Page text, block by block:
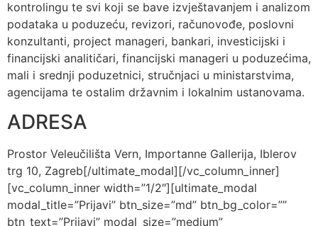
kontrolingu te svi koji se bave izvještavanjem i analizom
podataka u poduzeću, revizori, računovođe, poslovni
konzultanti, project manageri, bankari, investicijski i
financijski analitičari, financijski manageri u poduzećima,
mali i srednji poduzetnici, stručnjaci u ministarstvima,
agencijama te ostalim državnim i lokalnim ustanovama.
ADRESA
Prostor Veleučilišta Vern, Importanne Gallerija, Iblerov
trg 10, Zagreb[/ultimate_modal][/vc_column_inner]
[vc_column_inner width=”1/2″][ultimate_modal
modal_title=”Prijavi” btn_size=”md” btn_bg_color=””
btn_text=”Prijavi” modal_size=”medium”